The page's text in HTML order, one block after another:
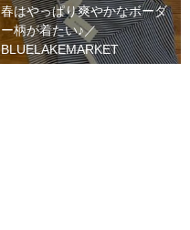
春はやっぱり爽やかなボーダ
ー柄が着たい♪／
BLUELAKEMARKET